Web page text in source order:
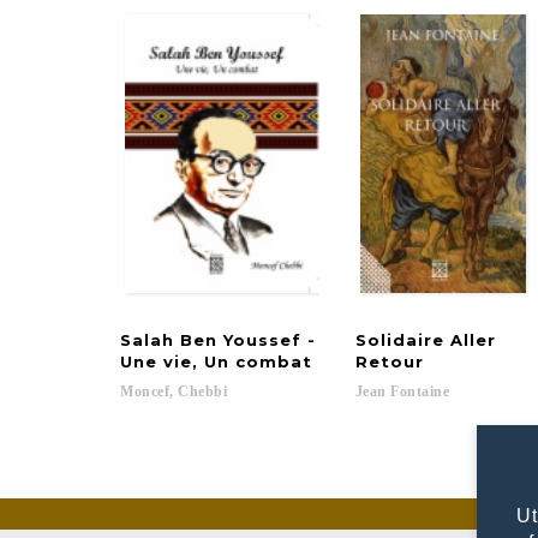
Salah Ben Youssef -
Une vie, Un combat
Moncef, Chebbi
Solidaire Aller
Retour
Jean Fontaine